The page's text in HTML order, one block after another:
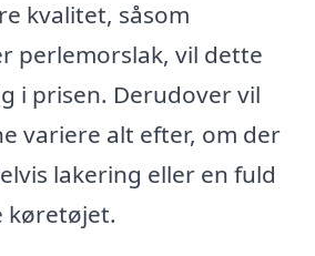
kvalitet, såsom
perlemorslak, vil dette
i prisen. Derudover vil
variere alt efter, om der
lakering eller en fuld
køretøjet.